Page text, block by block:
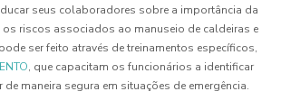
seus colaboradores sobre a importância da
riscos associados ao manuseio de caldeiras e
ser feito através de treinamentos específicos,
, que capacitam os funcionários a identificar
maneira segura em situações de emergência.